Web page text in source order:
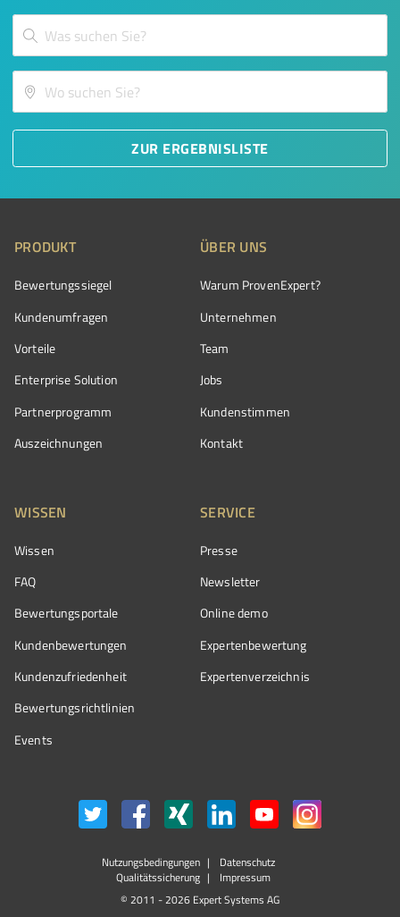
ZUR ERGEBNISLISTE
PRODUKT
Bewertungssiegel
Kundenumfragen
Vorteile
Enterprise Solution
Partnerprogramm
Auszeichnungen
ÜBER UNS
Warum ProvenExpert?
Unternehmen
Team
Jobs
Kundenstimmen
Kontakt
WISSEN
Wissen
FAQ
Bewertungsportale
Kundenbewertungen
Kundenzufriedenheit
Bewertungs­richtlinien
Events
SERVICE
Presse
Newsletter
Online demo
Expertenbewertung
Expertenverzeichnis
Nutzungsbedingungen
Datenschutz
Qualitätssicherung
Impressum
© 2011 - 2026 Expert Systems AG